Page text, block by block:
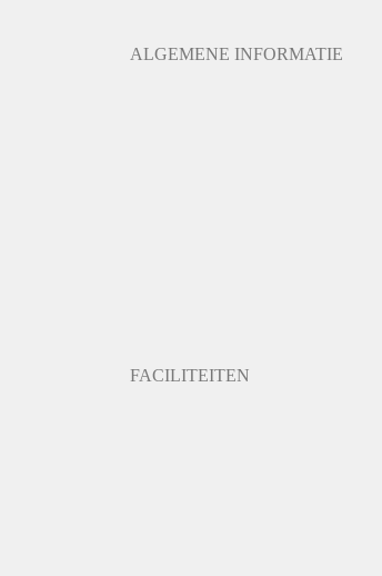
ALGEMENE INFORMATIE
FACILITEITEN